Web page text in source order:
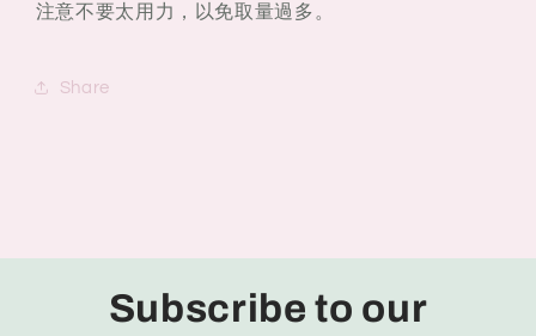
注意不要太用力，以免取量過多。
Share
Subscribe to our